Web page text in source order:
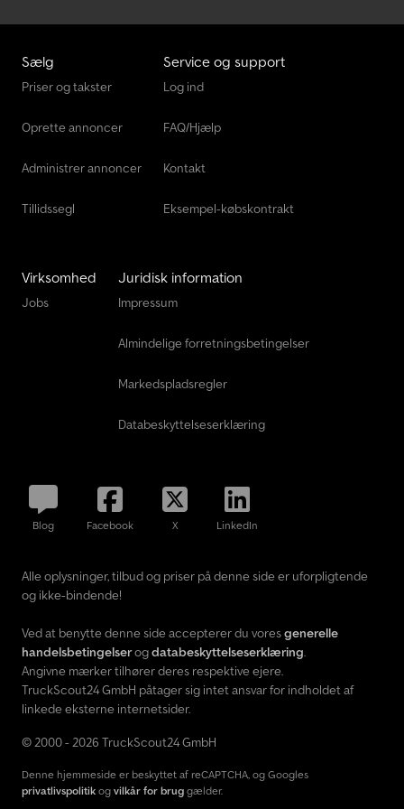
Sælg
Priser og takster
Oprette annoncer
Administrer annoncer
Tillidssegl
Service og support
Log ind
FAQ/Hjælp
Kontakt
Eksempel-købskontrakt
Virksomhed
Jobs
Juridisk information
Impressum
Almindelige forretningsbetingelser
Markedspladsregler
Databeskyttelseserklæring
Blog Facebook X LinkedIn
Alle oplysninger, tilbud og priser på denne side er uforpligtende
og ikke-bindende!
Ved at benytte denne side accepterer du voresgenerelle
handelsbetingelserogdatabeskyttelseserklæring.
Angivne mærker tilhører deres respektive ejere.
TruckScout24 GmbH påtager sig intet ansvar for indholdet af
linkede eksterne internetsider.
© 2000 - 2026 TruckScout24 GmbH
Denne hjemmeside er beskyttet af reCAPTCHA, og Googles
privatlivspolitik og vilkår for brug gælder.